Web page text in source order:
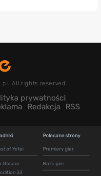
All rights reserved.
prywatności
Redakcja RSS
of Yotei
Obscur
33
Polecane strony
Premiery gier
Baza gier